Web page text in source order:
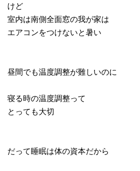
けど
室内は南側全面窓の我が家は
エアコンをつけないと暑い
昼間でも温度調整が難しいのに
寝る時の温度調整って
とっても大切
だって睡眠は体の資本だから